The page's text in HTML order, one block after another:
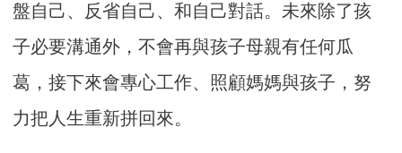
盤自己、反省自己、和自己對話。未來除了孩
子必要溝通外，不會再與孩子母親有任何瓜
葛，接下來會專心工作、照顧媽媽與孩子，努
力把人生重新拼回來。